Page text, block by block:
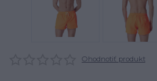
Ohodnotiť produkt